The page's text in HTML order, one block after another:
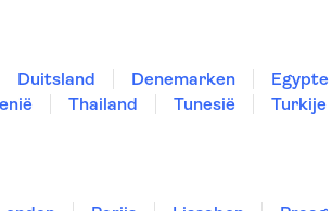
Duitsland Denemarken Egypte
Thailand Tunesië
Turkije